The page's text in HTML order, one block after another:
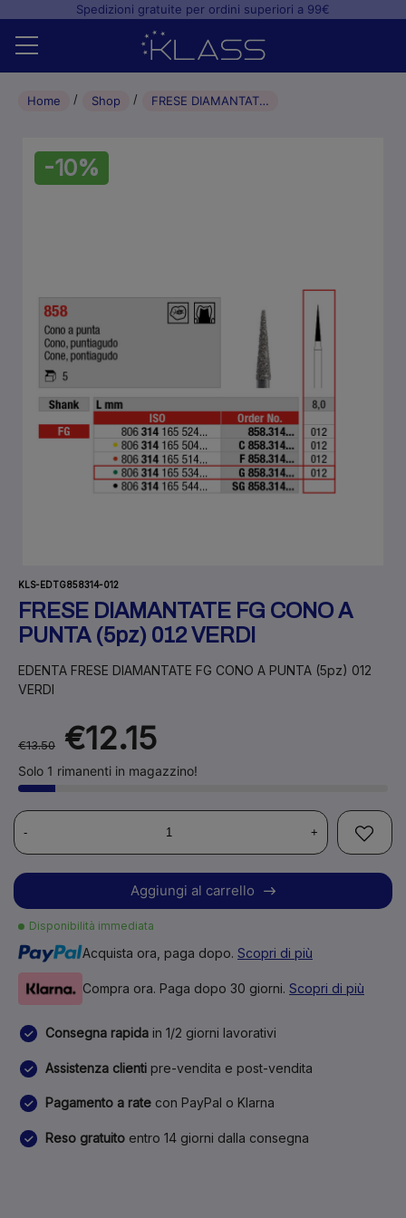
Spedizioni gratuite per ordini superiori a 99€
Home
Studio odontoiatrico
Home Shop FRESE DIAMANTATE FG CONO A PUNTA (5pz) 012 VERDI
-10%
KLS-EDTG858314-012
FRESE DIAMANTATE FG CONO A
PUNTA (5pz) 012 VERDI
EDENTA FRESE DIAMANTATE FG CONO A PUNTA (5pz) 012
VERDI
€13.50 €12.15
Solo 1 rimanenti in magazzino!
- +
Aggiungi al carrello
Disponibilità immediata
Acquista ora, paga dopo. Scopri di più
Compra ora. Paga dopo 30 giorni. Scopri di più
Consegna rapida in 1/2 giorni lavorativi
Assistenza clienti pre-vendita e post-vendita
Pagamento a rate con PayPal o Klarna
Reso gratuito entro 14 giorni dalla consegna